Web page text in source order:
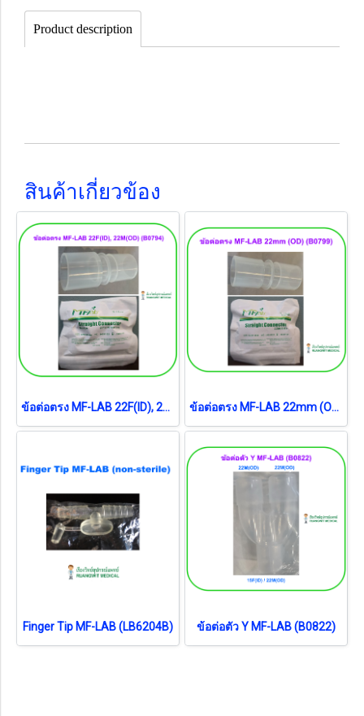
Product description
สินค้าเกี่ยวข้อง
ข้อต่อตรง MF-LAB 22F(ID), 22M(OD) (B0794) ข้อต่อตรง MF-LAB 22mm (OD) (B0799)
Finger Tip MF-LAB (LB6204B) ข้อต่อตัว Y MF-LAB (B0822)